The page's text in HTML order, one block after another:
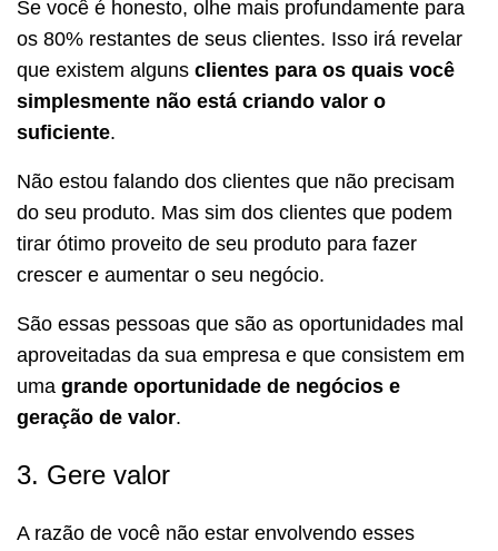
Se você é honesto, olhe mais profundamente para
os 80% restantes de seus clientes. Isso irá revelar
que existem alguns clientes para os quais você
simplesmente não está criando valor o
suficiente.
Não estou falando dos clientes que não precisam
do seu produto. Mas sim dos clientes que podem
tirar ótimo proveito de seu produto para fazer
crescer e aumentar o seu negócio.
São essas pessoas que são as oportunidades mal
aproveitadas da sua empresa e que consistem em
uma grande oportunidade de negócios e
geração de valor.
3. Gere valor
A razão de você não estar envolvendo esses